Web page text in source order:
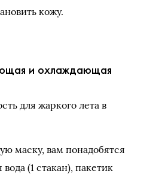
кожу.
и охлаждающая
для жаркого лета в
маску, вам понадобятся
(1 стакан), пакетик